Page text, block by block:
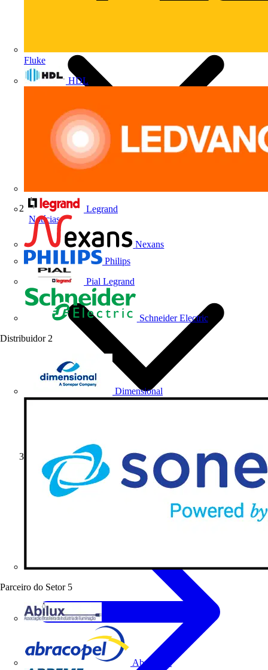
Fluke
HDL
Legrand
Nexans
Philips
Pial Legrand
Schneider Electric
Distribuidor 2
Dimensional
Parceiro do Setor 5
Abracopel
Notícias
Artigos de produto